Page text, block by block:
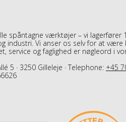
spåntagne værktøjer – vi lagerfører
industri. Vi anser os selv for at
service og faglighed er nøgleord i
5 · 3250 Gilleleje · Telephone: +45